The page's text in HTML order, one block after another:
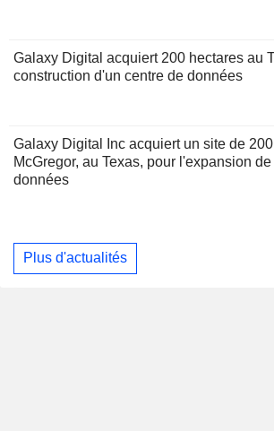
Galaxy Digital acquiert 200 hectares au
construction d'un centre de données
Galaxy Digital Inc acquiert un site de
McGregor, au Texas, pour l'expansion
données
Plus d'actualités